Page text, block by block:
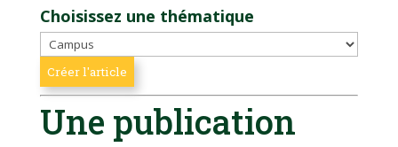
Choisissez une thématique
Une publication